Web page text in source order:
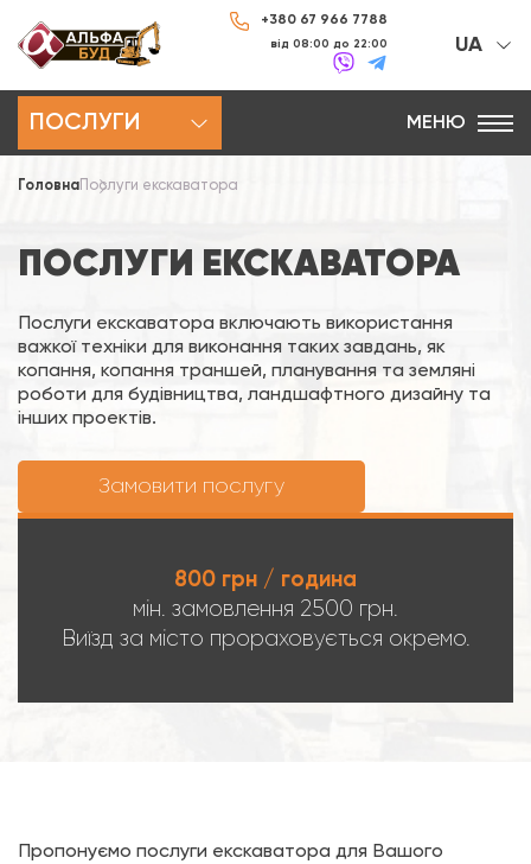
+380 67 966 7788
від 08:00 до 22:00 UA
ПОСЛУГИ МЕНЮ
Головна Послуги екскаватора
ПОСЛУГИ ЕКСКАВАТОРА
Послуги екскаватора включають використання
важкої техніки для виконання таких завдань, як
копання, копання траншей, планування та земляні
роботи для будівництва, ландшафтного дизайну та
інших проектів.
Замовити послугу
800 грн / година
мін. замовлення 2500 грн.
Виїзд за місто прораховується окремо.
Пропонуємо послуги екскаватора для Вашого